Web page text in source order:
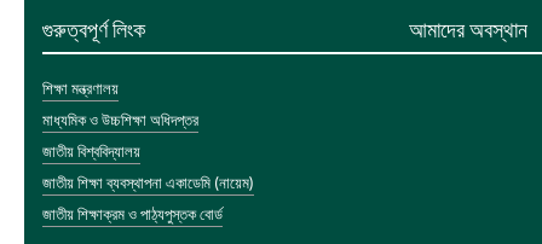
গুরুত্বপূর্ণ লিংক
শিক্ষা মন্ত্রণালয়
মাধ্যমিক ও উচ্চশিক্ষা অধিদপ্তর
জাতীয় বিশ্ববিদ্যালয়
জাতীয় শিক্ষা ব্যবস্থাপনা একাডেমি (নায়েম)
জাতীয় শিক্ষাক্রম ও পাঠ্যপুস্তক বোর্ড
আমাদের অবস্থান